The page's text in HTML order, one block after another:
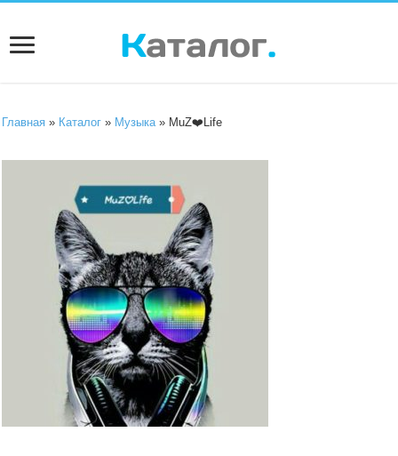
Главная » Каталог » Музыка » MuZ❤️Life